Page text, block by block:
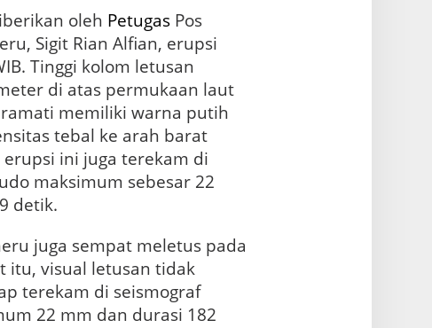
oleh PetugasPos
Sigit Rian Alfian, erupsi
Tinggi kolom letusan
di atas permukaan laut
memiliki warna putih
tebal ke arah barat
ini juga terekam di
maksimum sebesar 22
detik.
juga sempat meletus pada
itu, visual letusan tidak
terekam di seismograf
22 mm dan durasi 182